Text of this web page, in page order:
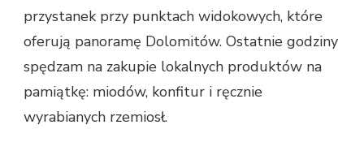
przystanek przy punktach widokowych, które
oferują panoramę Dolomitów. Ostatnie godziny
spędzam na zakupie lokalnych produktów na
pamiątkę: miodów, konfitur i ręcznie
wyrabianych rzemiosł.